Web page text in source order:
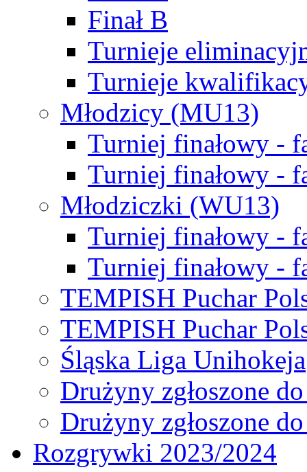
Finał B
Turnieje
Turnieje
Młodzicy (MU13)
Turniej finałowy -
Turniej finałowy -
Młodziczki (WU13)
Turniej finałowy -
Turniej finałowy -
TEMPISH Puchar
TEMPISH Puchar
Śląska Liga Unihokeja
Drużyny zgłoszone
Drużyny zgłoszone
Rozgrywki 2023/2024